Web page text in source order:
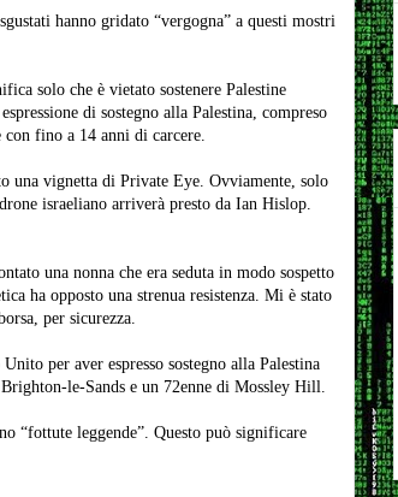
hanno gridato “vergogna” a questi mostri
solo che è vietato sostenere Palestine
di sostegno alla Palestina, compreso
fino a 14 anni di carcere.
una vignetta di Private Eye. Ovviamente, solo
israeliano arriverà presto da Ian Hislop.
una nonna che era seduta in modo sospetto
ha opposto una strenua resistenza. Mi è stato
per sicurezza.
per aver espresso sostegno alla Palestina
le-Sands e un 72enne di Mossley Hill.
“fottute leggende”. Questo può significare